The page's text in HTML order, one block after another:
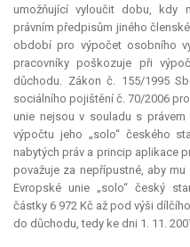
umožňující vyloučit dobu, kdy
právním předpisům jiného
období pro výpočet osobního
pracovníky poškozuje při
důchodu. Zákon č. 155/1995
sociálního pojištění č. 70/2006
unie nejsou v souladu s právem
výpočtu jeho „solo“ českého
nabytých práv a princip aplikace
považuje za nepřípustné, aby
Evropské unie „solo“ český
částky 6 972 Kč až pod výši
do důchodu, tedy ke dni 1. 11.